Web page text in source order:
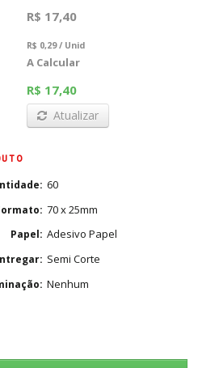
R$ 17,40
R$ 0,29 / Unid
A Calcular
R$ 17,40
Atualizar
60
70 x 25mm
Papel: Adesivo Papel
Semi Corte
Nenhum